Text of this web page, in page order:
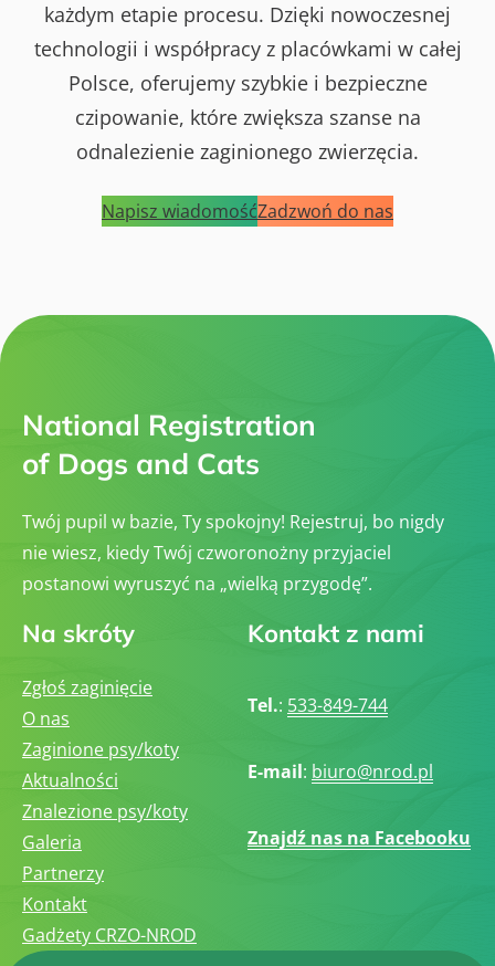
każdym etapie procesu. Dzięki nowoczesnej
technologii i współpracy z placówkami w całej
Polsce, oferujemy szybkie i bezpieczne
czipowanie, które zwiększa szanse na
odnalezienie zaginionego zwierzęcia.
Napisz wiadomośćZadzwoń do nas
National Registration
of Dogs and Cats
Twój pupil w bazie, Ty spokojny! Rejestruj, bo nigdy
nie wiesz, kiedy Twój czworonożny przyjaciel
postanowi wyruszyć na „wielką przygodę”.
Na skróty
Zgłoś zaginięcie
O nas
Zaginione psy/koty
Aktualności
Znalezione psy/koty
Galeria
Partnerzy
Kontakt
Gadżety CRZO-NROD
Kontakt z nami
Tel.: 533-849-744
E-mail: biuro@nrod.pl
Znajdź nas na Facebooku